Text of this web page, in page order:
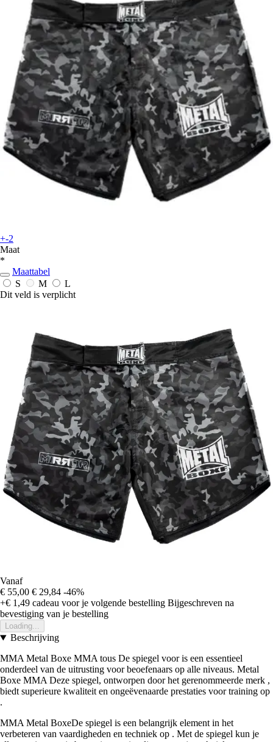
+-2
Maat
*
Maattabel
S
M
L
Dit veld is verplicht
Vanaf
€ 55,00 € 29,84 -46%
+€ 1,49 cadeau voor je volgende bestelling Bijgeschreven na
bevestiging van je bestelling
Loading...
Beschrijving
MMA Metal Boxe MMA tous De spiegel voor is een essentieel
onderdeel van de uitrusting voor beoefenaars op alle niveaus. Metal
Boxe MMA Deze spiegel, ontworpen door het gerenommeerde merk ,
biedt superieure kwaliteit en ongeëvenaarde prestaties voor training op
.
MMA Metal BoxeDe spiegel is een belangrijk element in het
verbeteren van vaardigheden en techniek op . Met de spiegel kun je